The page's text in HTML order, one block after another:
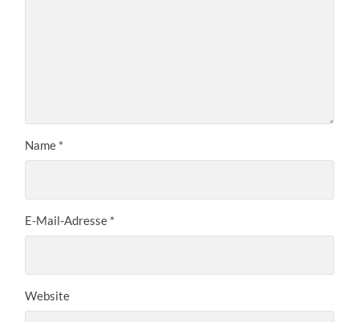
Name *
E-Mail-Adresse *
Website